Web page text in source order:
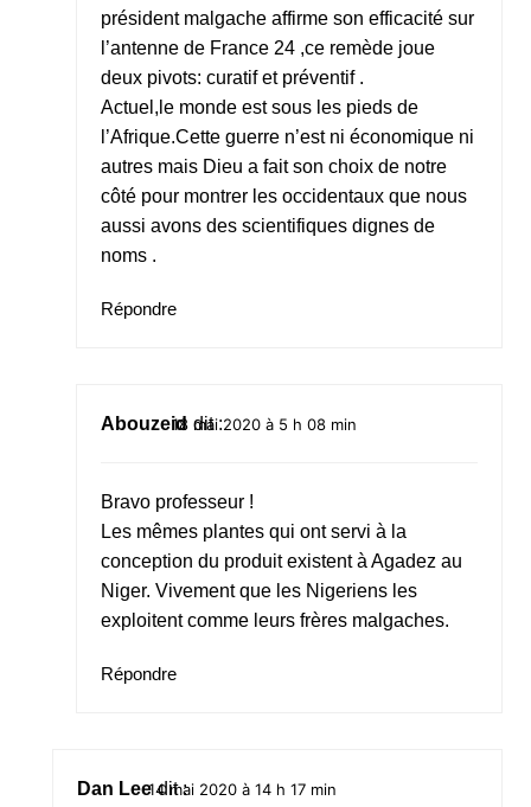
président malgache affirme son efficacité sur
l’antenne de France 24 ,ce remède joue
deux pivots: curatif et préventif .
Actuel,le monde est sous les pieds de
l’Afrique.Cette guerre n’est ni économique ni
autres mais Dieu a fait son choix de notre
côté pour montrer les occidentaux que nous
aussi avons des scientifiques dignes de
noms .
Répondre
Abouzeid dit :
18 mai 2020 à 5 h 08 min
Bravo professeur !
Les mêmes plantes qui ont servi à la
conception du produit existent à Agadez au
Niger. Vivement que les Nigeriens les
exploitent comme leurs frères malgaches.
Répondre
Dan Lee dit :
14 mai 2020 à 14 h 17 min